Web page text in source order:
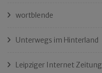
wortblende
Unterwegs im Hinterland
Leipziger Internet Zeitung